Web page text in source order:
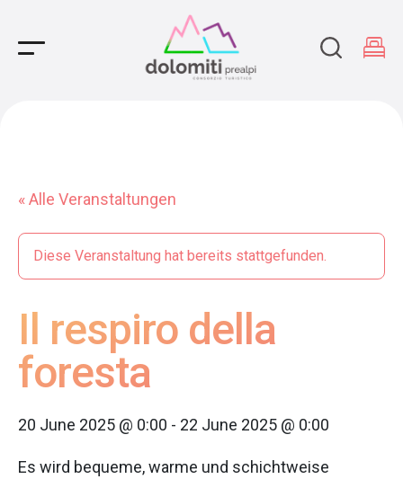
Main Navigation
« Alle Veranstaltungen
Diese Veranstaltung hat bereits stattgefunden.
Il respiro della
foresta
20 June 2025 @ 0:00 - 22 June 2025 @ 0:00
Es wird bequeme, warme und schichtweise